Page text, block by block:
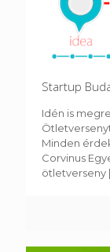
Startup
Idén is
Minden
Corvinus
ötletverseny